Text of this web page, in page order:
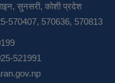
सुनसरी, कोशी प्रदेश
570407, 570636, 570813
521991